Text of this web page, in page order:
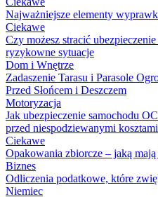
Najważniejsze elementy
Ciekawe
Czy możesz stracić
ryzykowne sytuacje
Dom i Wnętrze
Zadaszenie Tarasu i Parasole
Przed Słońcem i Deszczem
Motoryzacja
Jak ubezpieczenie samochodu
przed niespodziewanymi
Ciekawe
Opakowania zbiorcze – jaką
Biznes
Odliczenia podatkowe, które
Niemiec